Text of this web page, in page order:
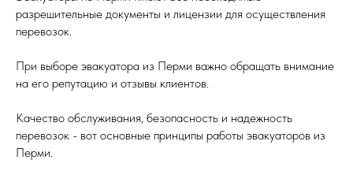
разрешительные документы и лицензии для осуществления
перевозок.
При выборе эвакуатора из Перми важно обращать внимание
на его репутацию и отзывы клиентов.
Качество обслуживания, безопасность и надежность
перевозок - вот основные принципы работы эвакуаторов из
Перми.